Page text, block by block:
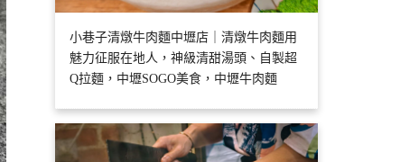
小巷子清燉牛肉麵中壢店｜清燉牛肉麵用
魅力征服在地人，神級清甜湯頭、自製超
Q拉麵，中壢SOGO美食，中壢牛肉麵